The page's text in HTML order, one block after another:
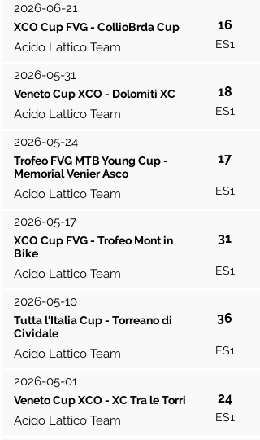
2026-06-21
XCO Cup FVG - CollioBrda Cup 16
Acido Lattico Team ES1
2026-05-31
Veneto Cup XCO - Dolomiti XC 18
Acido Lattico Team ES1
2026-05-24
Trofeo FVG MTB Young Cup -
Memorial Venier Asco
17
Acido Lattico Team ES1
2026-05-17
XCO Cup FVG - Trofeo Mont in
Bike
31
Acido Lattico Team ES1
2026-05-10
Tutta l'Italia Cup - Torreano di
Cividale
36
Acido Lattico Team ES1
2026-05-01
Veneto Cup XCO - XC Tra le Torri 24
Acido Lattico Team ES1